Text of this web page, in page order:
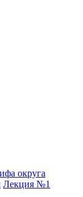
округа
Лекция №1